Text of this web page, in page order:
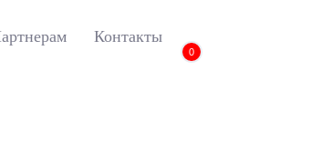
Контакты
0